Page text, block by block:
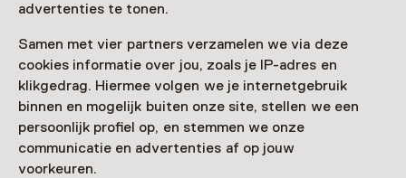
advertenties te tonen.
Samen met vier partners verzamelen we via deze
cookies informatie over jou, zoals je IP-adres en
klikgedrag. Hiermee volgen we je internetgebruik
binnen en mogelijk buiten onze site, stellen we een
persoonlijk profiel op, en stemmen we onze
communicatie en advertenties af op jouw
voorkeuren.
Nog meer ontdekken